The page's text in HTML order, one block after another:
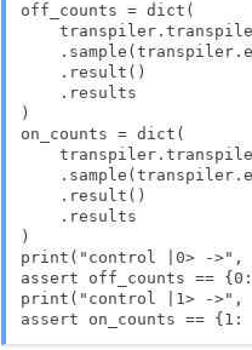
off_counts = dict(
    .result()
    .results
)
on_counts = dict(
    .result()
    .results
)
print("control |0> ->",
assert off_counts ==
print("control |1> ->",
assert on_counts == {1: